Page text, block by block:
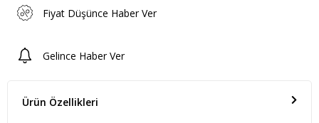
Fiyat Düşünce Haber Ver
Gelince Haber Ver
Ürün Özellikleri